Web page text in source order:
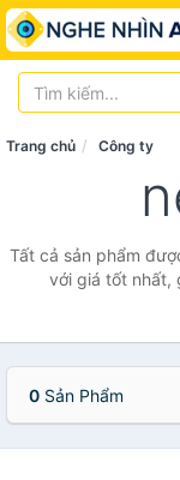
Trang chủ Công ty
Tất cả sản phẩm
với giá tốt nhất,
0 Sản Phẩm